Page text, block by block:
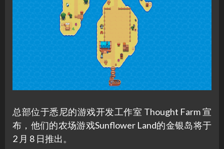
总部位于悉尼的游戏开发工作室 Thought Farm 宣
布，他们的农场游戏Sunflower Land的金银岛将于
2 月 8 日推出。